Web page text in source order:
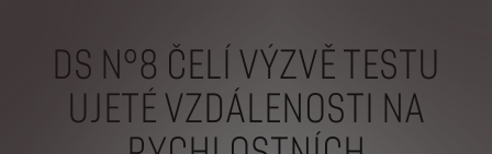
DS N°8 ČELÍ VÝZVĚ TESTU
UJETÉ VZDÁLENOSTI NA